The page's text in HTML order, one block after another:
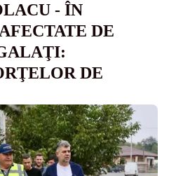
- ÎN
DE
DE